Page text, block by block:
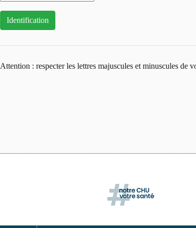
Attention : respecter les lettres majuscules et minuscules de